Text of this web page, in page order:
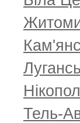
Тель-